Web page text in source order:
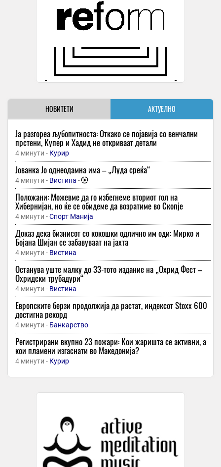
НОВИТЕТИ АКТУЕЛНО
Ја разгореа љубопитноста: Откако се појавија со венчални
прстени, Купер и Хадид не откриваат детали
4 минути - Курир
Јованка Јо однеодамна има – „Луда среќа“
4 минути - Вистина -
Положани: Можевме да го избегнеме вториот гол на
Хибернијан, но ќе се обидеме да возратиме во Скопје
4 минути -Спорт Манија
Доказ дека бизнисот со кокошки одлично им оди: Мирко и
Бојана Шијан се забавуваат на јахта
4 минути - Вистина
Останува уште малку до 33-тото издание на „Охрид Фест –
Охридски трубадури“
4 минути - Вистина
Европските берзи продолжија да растат, индексот Stoxx 600
достигна рекорд
4 минути - Банкарство
Регистрирани вкупно 23 пожари: Кои жаришта се активни, а
кои пламени изгаснати во Македонија?
4 минути - Курир
Најмалку 11 повредени во напади на Хутите врз Саудиска
„Тинекс“ основаше фирма-ќерка и ги префрли маркетите
како подружници, дали претстои продажба или
реорганизација?
Фактор
Стрелецот да биде пољубезен кон најблиските, Овенот ќе